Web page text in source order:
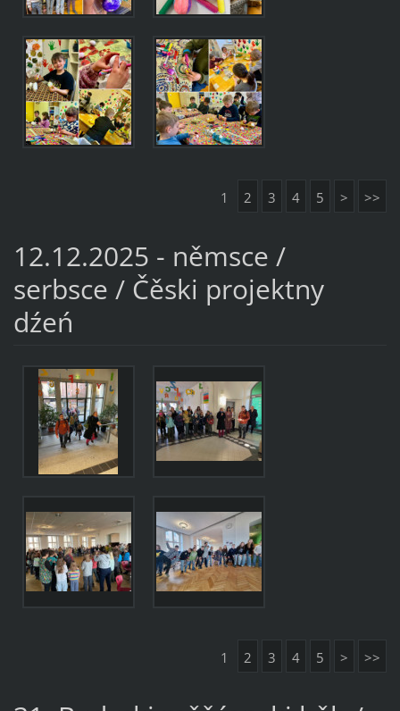
1 2 3 4 5 > >>
12.12.2025 - němsce /
serbsce / Čěski projektny
dźeń
1 2 3 4 5 > >>